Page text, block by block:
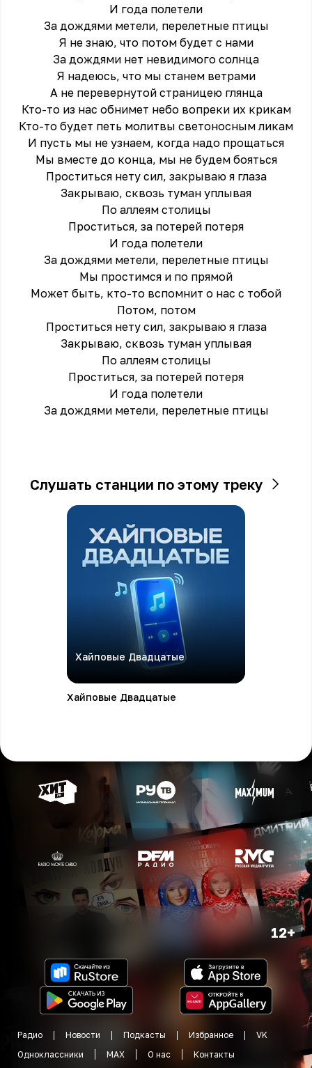
И года полетели
За дождями метели, перелетные птицы
Я не знаю, что потом будет с нами
За дождями нет невидимого солнца
Я надеюсь, что мы станем ветрами
А не перевернутой страницею глянца
Кто-то из нас обнимет небо вопреки их крикам
Кто-то будет петь молитвы светоносным ликам
И пусть мы не узнаем, когда надо прощаться
Мы вместе до конца, мы не будем бояться
Проститься нету сил, закрываю я глаза
Закрываю, сквозь туман уплывая
По аллеям столицы
Проститься, за потерей потеря
И года полетели
За дождями метели, перелетные птицы
Мы простимся и по прямой
Может быть, кто-то вспомнит о нас с тобой
Потом, потом
Проститься нету сил, закрываю я глаза
Закрываю, сквозь туман уплывая
По аллеям столицы
Проститься, за потерей потеря
И года полетели
За дождями метели, перелетные птицы
Слушать станции по этому треку
Хайповые Двадцатые
Хайповые Двадцатые
12+
Радио Новости Подкасты Избранное
VK
Одноклассники
MAX О нас Контакты